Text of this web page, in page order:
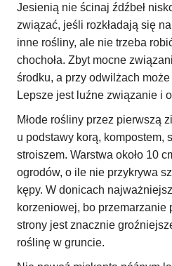
Jesienią nie ścinaj źdźbeł
związać, jeśli rozkładają się
inne rośliny, ale nie trzeba
chochoła. Zbyt mocne
środku, a przy odwilżach
Lepsze jest luźne związanie i
Młode rośliny przez pierwszą
u podstawy korą, kompostem,
stroiszem. Warstwa około 10
ogrodów, o ile nie przykrywa
kępy. W donicach
korzeniowej, bo przemarzanie
strony jest znacznie
roślinę w gruncie.